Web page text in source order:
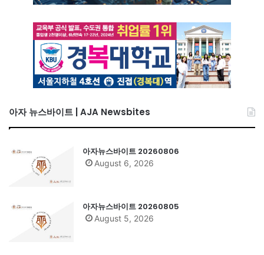
아자 뉴스바이트 | AJA Newsbites
아자뉴스바이트 20260806
August 6, 2026
아자뉴스바이트 20260805
August 5, 2026